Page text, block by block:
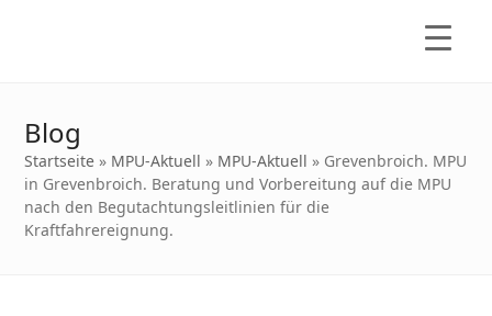
Blog
Startseite » MPU-Aktuell » MPU-Aktuell » Grevenbroich. MPU
in Grevenbroich. Beratung und Vorbereitung auf die MPU
nach den Begutachtungsleitlinien für die
Kraftfahrereignung.